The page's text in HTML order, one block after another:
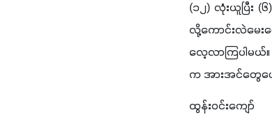
(၁၂) လုံးယူပြီး (၆)
လို့ကောင်းလဲမေး
လေ့လာကြပါမယ်
က အားအင်တွေပေ
ထွန်းဝင်းကျော်